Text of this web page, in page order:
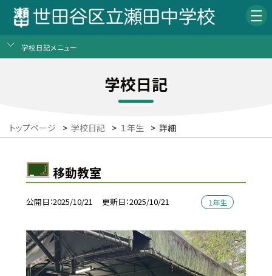
学校日記メニュー
学校日記
トップページ > 学校日記 > １年生 > 詳細
移動教室
公開日 2025/10/21 更新日 2025/10/21 １年生